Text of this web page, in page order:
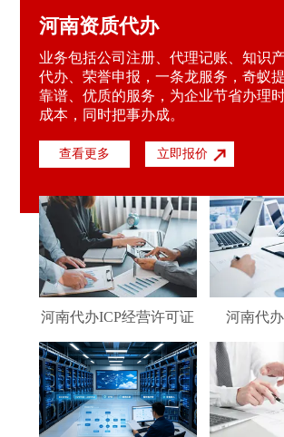
河南资质代办
业务包括公司注册、代理记账、知识
代办、荣誉申报，一条龙服务，奇蚁提
靠谱、优质的服务，为企业节省办理
成本，同时把事办成。
查看更多 立即报价
河南代办ICP经营许可证 河南代